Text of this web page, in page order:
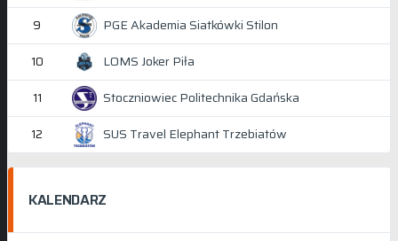
9 PGE Akademia Siatkówki Stilon
10 LOMS Joker Piła
11 Stoczniowiec Politechnika Gdańska
12 SUS Travel Elephant Trzebiatów
KALENDARZ